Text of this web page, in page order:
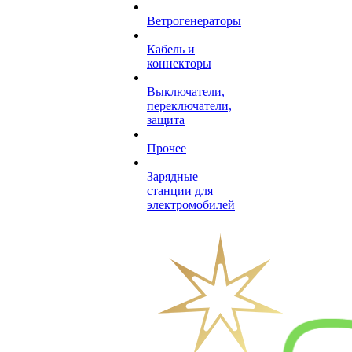
Ветрогенераторы
Кабель и
коннекторы
Выключатели,
переключатели,
защита
Прочее
Зарядные
станции для
электромобилей